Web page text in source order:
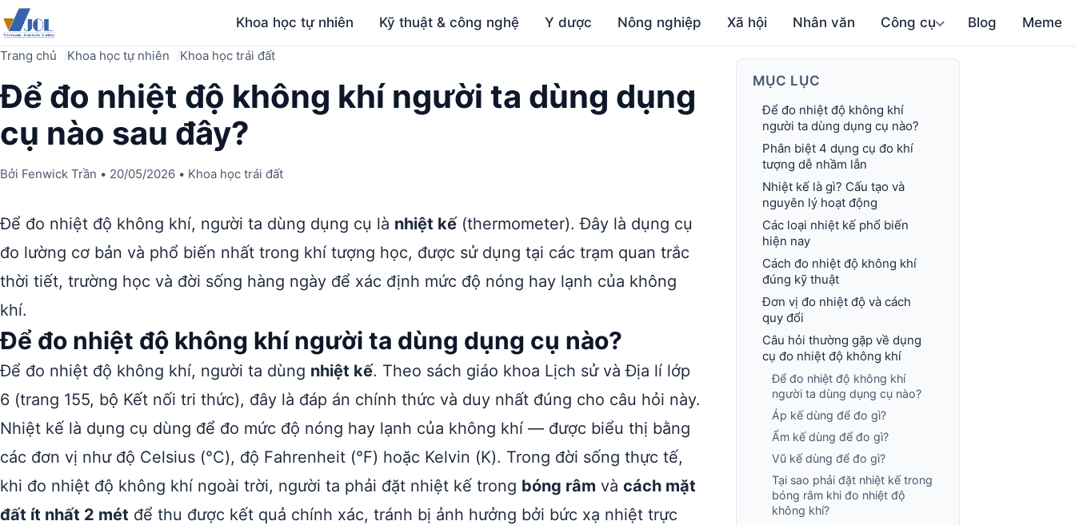
Khoa học tự nhiên Kỹ thuật & công nghệ Y dược Nông nghiệp Xã hội Nhân văn Công cụ Blog Meme
Trang chủ Khoa học tự nhiên Khoa học trái đất
Để đo nhiệt độ không khí người ta dùng dụng
cụ nào sau đây?
Bởi Fenwick Trần • 20/05/2026 • Khoa học trái đất
Để đo nhiệt độ không khí, người ta dùng dụng cụ là nhiệt kế(thermometer). Đây là dụng cụ
đo lường cơ bản và phổ biến nhất trong khí tượng học, được sử dụng tại các trạm quan trắc
thời tiết, trường học và đời sống hàng ngày để xác định mức độ nóng hay lạnh của không
khí.
Để đo nhiệt độ không khí người ta dùng dụng cụ nào?
Để đo nhiệt độ không khí, người ta dùng nhiệt kế. Theo sách giáo khoa Lịch sử và Địa lí lớp
6 (trang 155, bộ Kết nối tri thức), đây là đáp án chính thức và duy nhất đúng cho câu hỏi này.
Nhiệt kế là dụng cụ dùng để đo mức độ nóng hay lạnh của không khí — được biểu thị bằng
các đơn vị như độ Celsius (°C), độ Fahrenheit (°F) hoặc Kelvin (K). Trong đời sống thực tế,
khi đo nhiệt độ không khí ngoài trời, người ta phải đặt nhiệt kế trong bóng râm và cách mặt
đất ít nhất 2 mét để thu được kết quả chính xác, tránh bị ảnh hưởng bởi bức xạ nhiệt trực
MỤC LỤC
Để đo nhiệt độ không khí
người ta dùng dụng cụ nào?
Phân biệt 4 dụng cụ đo khí
tượng dễ nhầm lẫn
Nhiệt kế là gì? Cấu tạo và
nguyên lý hoạt động
Các loại nhiệt kế phổ biến
hiện nay
Cách đo nhiệt độ không khí
đúng kỹ thuật
Đơn vị đo nhiệt độ và cách
quy đổi
Câu hỏi thường gặp về dụng
cụ đo nhiệt độ không khí
Để đo nhiệt độ không khí
người ta dùng dụng cụ nào?
Áp kế dùng để đo gì?
Ẩm kế dùng để đo gì?
Vũ kế dùng để đo gì?
Tại sao phải đặt nhiệt kế trong
bóng râm khi đo nhiệt độ
không khí?